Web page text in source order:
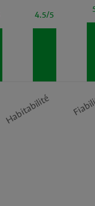
4.5/5
Habitabilité